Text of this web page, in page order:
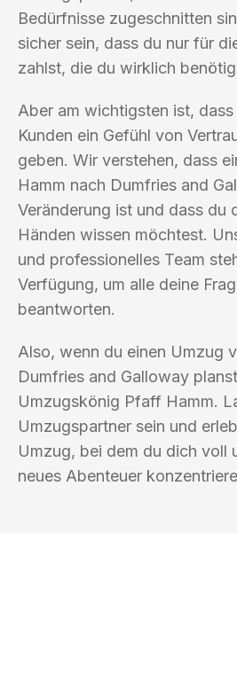
Bedürfnisse zugeschnitten
sicher sein, dass du nur für
zahlst, die du wirklich
Aber am wichtigsten ist, dass
Kunden ein Gefühl von
geben. Wir verstehen, dass
Hamm nach Dumfries and
Veränderung ist und dass du
Händen wissen möchtest.
und professionelles Team
Verfügung, um alle deine
beantworten.
Also, wenn du einen Umzug
Dumfries and Galloway
Umzugskönig Pfaff Hamm.
Umzugspartner sein und
Umzug, bei dem du dich voll
neues Abenteuer